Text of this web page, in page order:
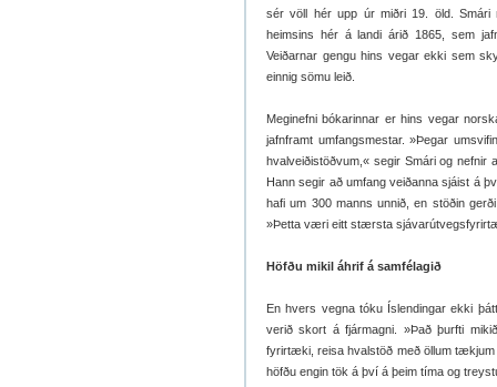
sér völl hér upp úr miðri 19. öld.
heimsins hér á landi árið 1865, sem
Veiðarnar gengu hins vegar ekki sem
einnig sömu leið.
Meginefni bókarinnar er hins vegar
jafnframt umfangsmestar. »Þegar
hvalveiðistöðvum,« segir Smári og nefnir
Hann segir að umfang veiðanna sjáist á
hafi um 300 manns unnið, en stöðin
»Þetta væri eitt stærsta
Höfðu mikil áhrif á samfélagið
En hvers vegna tóku Íslendingar ekki
verið skort á fjármagni. »Það þurfti
fyrirtæki, reisa hvalstöð með öllum tækjum
höfðu engin tök á því á þeim tíma og